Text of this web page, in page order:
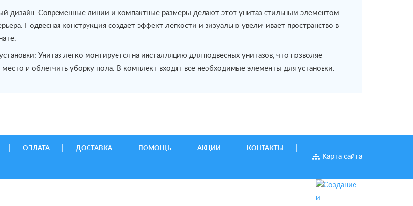
дизайн: Современные линии и компактные размеры делают этот унитаз стильным элементом
Подвесная конструкция создает эффект легкости и визуально увеличивает пространство в
Унитаз легко монтируется на инсталляцию для подвесных унитазов, что позволяет
место и облегчить уборку пола. В комплект входят все необходимые элементы для установки.
ОПЛАТА ДОСТАВКА ПОМОЩЬ АКЦИИ КОНТАКТЫ
Карта сайта